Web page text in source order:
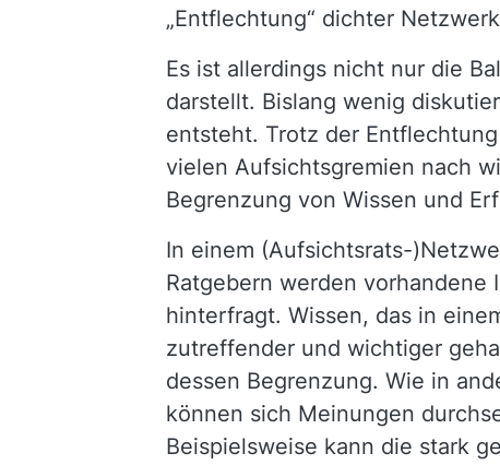
„Entflechtung“ dichter
Es ist allerdings nicht nur die
darstellt. Bislang wenig
entsteht. Trotz der
vielen Aufsichtsgremien nach
Begrenzung von Wissen und
In einem (Aufsichtsrats-
Ratgebern werden vorhandene
hinterfragt. Wissen, das in
zutreffender und wichtiger
dessen Begrenzung. Wie in
können sich Meinungen
Beispielsweise kann die stark